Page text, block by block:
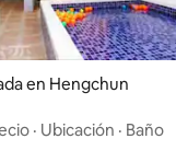
en Hengchun
Slide/Mahjong/
· Ubicación · Baño